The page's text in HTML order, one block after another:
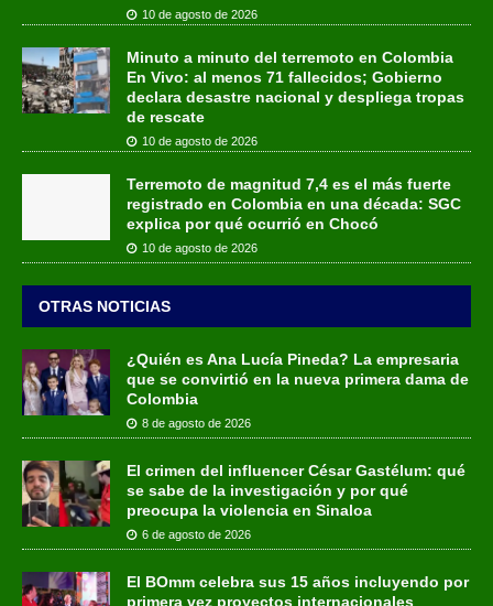
10 de agosto de 2026
Minuto a minuto del terremoto en Colombia
En Vivo: al menos 71 fallecidos; Gobierno
declara desastre nacional y despliega tropas
de rescate
10 de agosto de 2026
Terremoto de magnitud 7,4 es el más fuerte
registrado en Colombia en una década: SGC
explica por qué ocurrió en Chocó
10 de agosto de 2026
OTRAS NOTICIAS
¿Quién es Ana Lucía Pineda? La empresaria
que se convirtió en la nueva primera dama de
Colombia
8 de agosto de 2026
El crimen del influencer César Gastélum: qué
se sabe de la investigación y por qué
preocupa la violencia en Sinaloa
6 de agosto de 2026
El BOmm celebra sus 15 años incluyendo por
primera vez proyectos internacionales